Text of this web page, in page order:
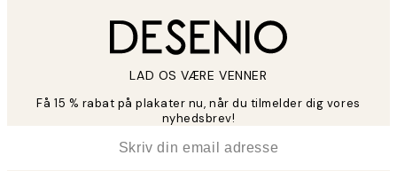
LAD OS VÆRE VENNER
Få 15 % rabat på plakater nu, når du tilmelder dig vores
nyhedsbrev!